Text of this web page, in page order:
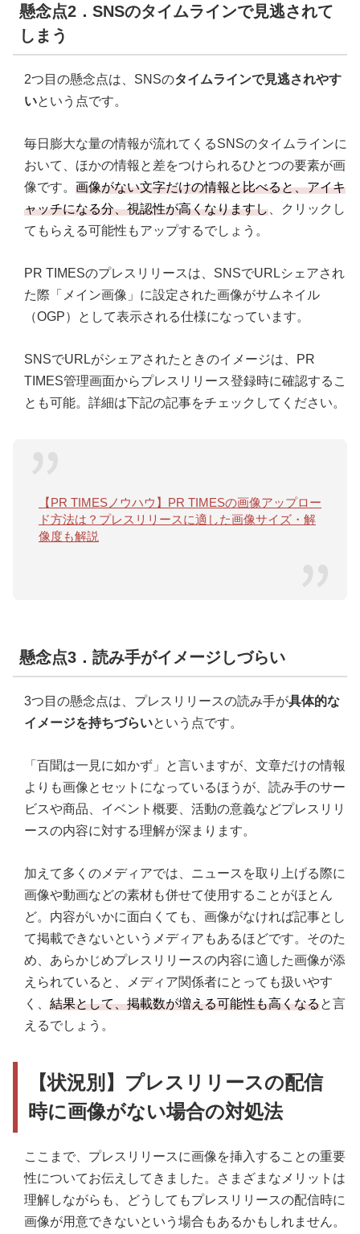
懸念点2．SNSのタイムラインで見逃されて
しまう
2つ目の懸念点は、SNSのタイムラインで見逃されやす
いという点です。
毎日膨大な量の情報が流れてくるSNSのタイムラインに
おいて、ほかの情報と差をつけられるひとつの要素が画
像です。 画像がない文字だけの情報と比べると、アイキ
ャッチになる分、視認性が高くなりますし 、クリックし
てもらえる可能性もアップするでしょう。
PR TIMESのプレスリリースは、SNSでURLシェアされ
た際「メイン画像」に設定された画像がサムネイル
（OGP）として表示される仕様になっています。
SNSでURLがシェアされたときのイメージは、PR
TIMES管理画面からプレスリリース登録時に確認するこ
とも可能。詳細は下記の記事をチェックしてください。
【PR TIMESノウハウ】PR TIMESの画像アップロー
ド方法は？プレスリリースに適した画像サイズ・解
像度も解説
懸念点3．読み手がイメージしづらい
3つ目の懸念点は、プレスリリースの読み手が具体的な
イメージを持ちづらいという点です。
「百聞は一見に如かず」と言いますが、文章だけの情報
よりも画像とセットになっているほうが、読み手のサー
ビスや商品、イベント概要、活動の意義などプレスリリ
ースの内容に対する理解が深まります。
加えて多くのメディアでは、ニュースを取り上げる際に
画像や動画などの素材も併せて使用することがほとん
ど。内容がいかに面白くても、画像がなければ記事とし
て掲載できないというメディアもあるほどです。そのた
め、あらかじめプレスリリースの内容に適した画像が添
えられていると、メディア関係者にとっても扱いやす
く、 結果として、掲載数が増える可能性も高くなると言
えるでしょう。
【状況別】プレスリリースの配信
時に画像がない場合の対処法
ここまで、プレスリリースに画像を挿入することの重要
性についてお伝えしてきました。さまざまなメリットは
理解しながらも、どうしてもプレスリリースの配信時に
画像が用意できないという場合もあるかもしれません。